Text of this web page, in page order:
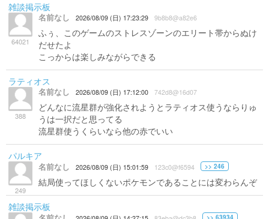
雑談掲示板
64021
名前なし 2026/08/09 (日) 17:23:29 9b8b8@a82e6
ふぅ、このゲームのストレスゾーンのエリート帯からぬけ
だせたよ
こっからは楽しみながらできる
ラティオス
388
名前なし 2026/08/09 (日) 17:12:00 742d8@16d07
どんなに流星群が強化されようとラティオス使うならりゅ
うは一択だと思ってる
流星群使うくらいなら他の赤でいい
パルキア
249
名前なし 2026/08/09 (日) 15:01:59 123c0@f6594 >> 246
結局使ってほしくないポケモンであることには変わらんぞ
雑談掲示板
>> 63934